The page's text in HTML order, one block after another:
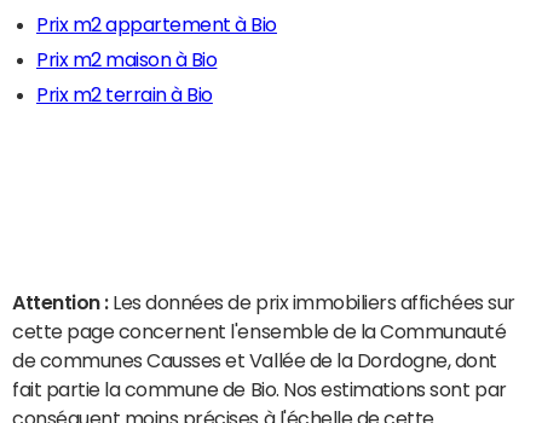
Prix m2 appartement à Bio
Prix m2 maison à Bio
Prix m2 terrain à Bio
Attention : Les données de prix immobiliers affichées sur
cette page concernent l'ensemble de la Communauté
de communes Causses et Vallée de la Dordogne, dont
fait partie la commune de Bio. Nos estimations sont par
conséquent moins précises à l'échelle de cette